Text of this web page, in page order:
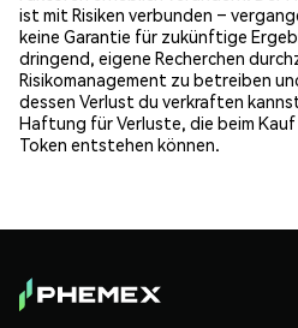
ist mit Risiken verbunden –
keine Garantie für zukünftige
dringend, eigene Recherchen
Risikomanagement zu betreiben
dessen Verlust du verkraften
Haftung für Verluste, die beim
Token entstehen können.